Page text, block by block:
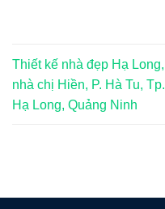
Thiết kế nhà đẹp Hạ Long,
nhà chị Hiền, P. Hà Tu, Tp.
Hạ Long, Quảng Ninh